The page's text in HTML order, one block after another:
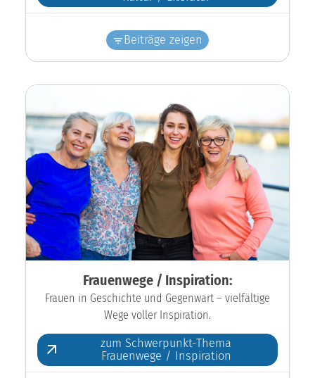
Beiträge zeigen
Frauenwege / Inspiration:
Frauen in Geschichte und Gegenwart – vielfältige
Wege voller Inspiration.
zum Schwerpunkt-Thema
Frauenwege / Inspiration